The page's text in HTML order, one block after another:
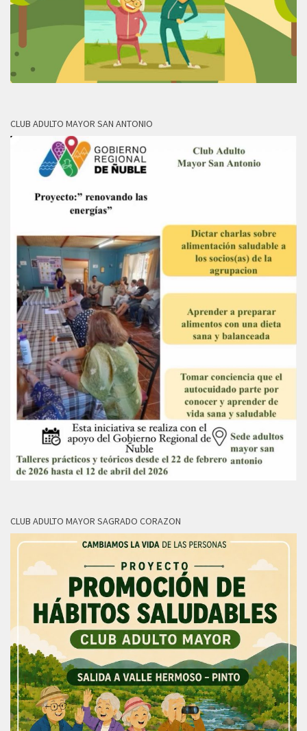
CLUB ADULTO MAYOR SAN ANTONIO
CLUB ADULTO MAYOR SAGRADO CORAZON